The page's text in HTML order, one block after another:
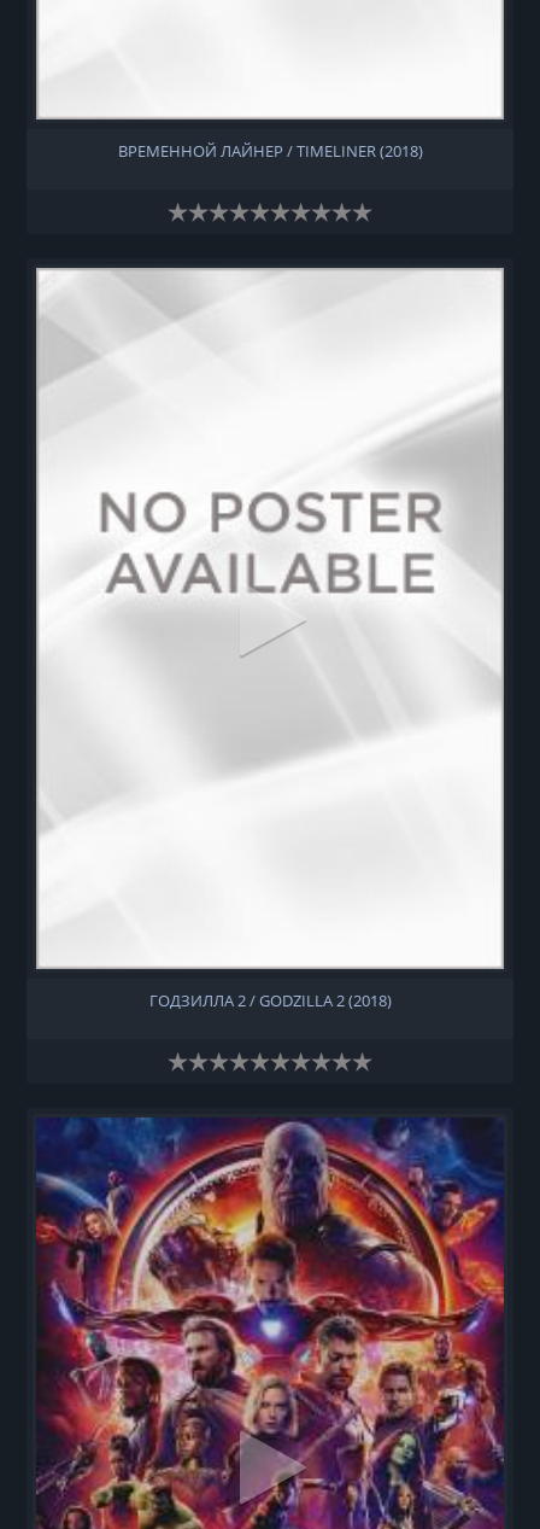
ВРЕМЕННОЙ ЛАЙНЕР / TIMELINER (2018)
ГОДЗИЛЛА 2 / GODZILLA 2 (2018)